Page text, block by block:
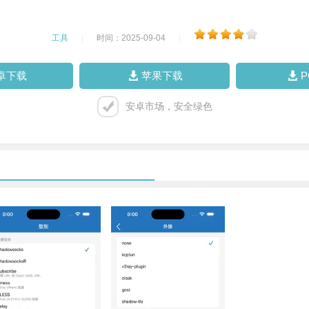
工具 时间：2025-09-04
下载 苹果下载
安卓市场，安全绿色